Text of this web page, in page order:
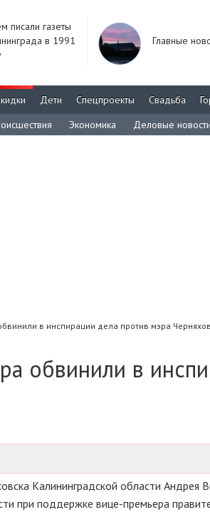
писали газеты
в 1991
Главные
Дети Спецпроекты Свадьба
Экономика Деловые новости
в инспирации дела против мэра
обвинили в
Калининградской области Андрея
при поддержке вице-премьера